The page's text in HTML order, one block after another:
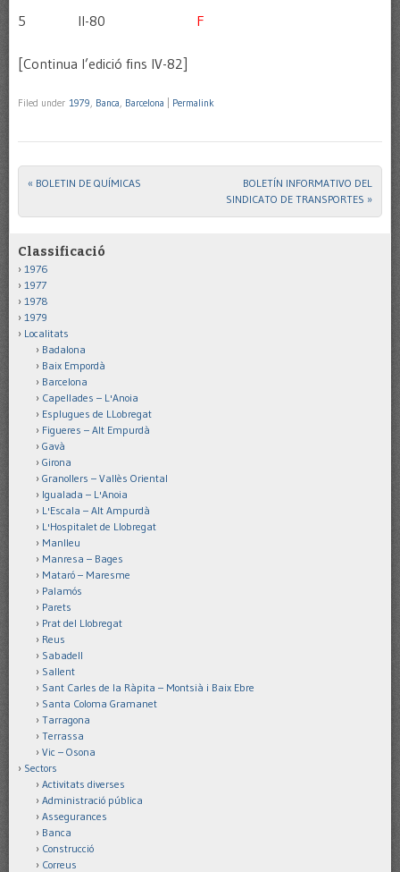
5 II-80 F
[Continua l’edició fins IV-82]
Filed under 1979, Banca, Barcelona Permalink
Post navigation
« BOLETIN DE QUÍMICAS
BOLETÍN INFORMATIVO DEL
SINDICATO DE TRANSPORTES »
Classificació
1976
1977
1978
1979
Localitats
Badalona
Baix Empordà
Barcelona
Capellades – L'Anoia
Esplugues de LLobregat
Figueres – Alt Empurdà
Gavà
Girona
Granollers – Vallès Oriental
Igualada – L'Anoia
L'Escala – Alt Ampurdà
L'Hospitalet de Llobregat
Manlleu
Manresa – Bages
Mataró – Maresme
Palamós
Parets
Prat del Llobregat
Reus
Sabadell
Sallent
Sant Carles de la Ràpita – Montsià i Baix Ebre
Santa Coloma Gramanet
Tarragona
Terrassa
Vic – Osona
Sectors
Activitats diverses
Administració pública
Assegurances
Banca
Construcció
Correus